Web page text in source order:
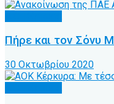
Πήρε και τον Σόνυ
30 Οκτωβρίου 2020